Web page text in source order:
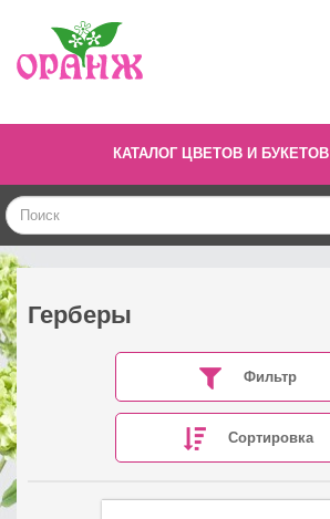
КАТАЛОГ ЦВЕТОВ И БУКЕТОВ
Герберы
Фильтр
Сортировка